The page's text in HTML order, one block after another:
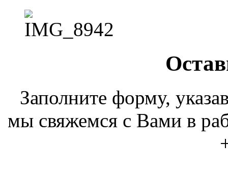
Заполните форму,
мы свяжемся с Вами в